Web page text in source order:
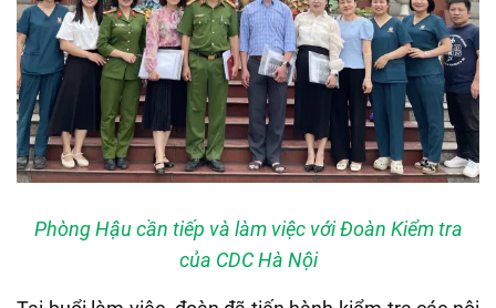
Phòng Hậu cần tiếp và làm việc với Đoàn Kiểm tra
của CDC Hà Nội